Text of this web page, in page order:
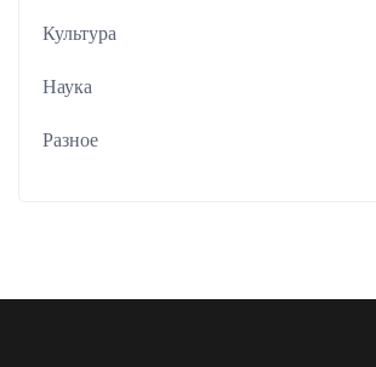
Культура
Наука
Разное